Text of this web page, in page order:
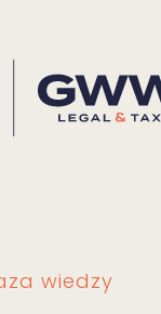
wiedzy